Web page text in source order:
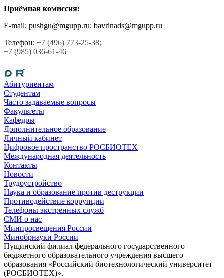
Приёмная комиссия:
E-mail: pushgu@mgupp.ru; bavrinads@mgupp.ru
Телефон: +7 (496) 773-25-38;
+7 (985) 036-61-46
Абитуриентам
Студентам
Часто задаваемые вопросы
Факультеты
Кафедры
Дополнительное образование
Личный кабинет
Цифровое пространство РОСБИОТЕХ
Международная деятельность
Контакты
Новости
Трудоустройство
Наука и образование против деструкции
Противодействие коррупции
Телефоны экстренных служб
СМИ о нас
Минпросвещения России
Минобрнауки России
Пущинский филиал федерального государственного
бюджетного образовательного учреждения высшего
образования «Российский биотехнологический университет
(РОСБИОТЕХ)».